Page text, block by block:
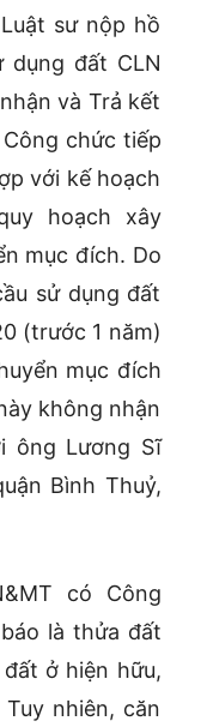
sư nộp hồ
dụng đất CLN
và Trả kết
chức tiếp
với kế hoạch
hoạch xây
mục đích. Do
sử dụng đất
(trước 1 năm)
mục đích
không nhận
ông Lương Sĩ
Bình Thuỷ,
có Công
là thửa đất
ở hiện hữu,
nhiên, căn